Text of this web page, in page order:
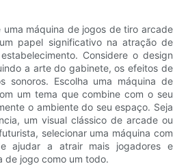
máquina de jogos de tiro arcade
papel significativo na atração de
Considere o design
a arte do gabinete, os efeitos de
sonoros. Escolha uma máquina de
um tema que combine com o seu
o ambiente do seu espaço. Seja
um visual clássico de arcade ou
selecionar uma máquina com
ajudar a atrair mais jogadores e
de jogo como um todo.